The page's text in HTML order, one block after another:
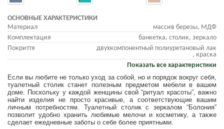
ОСНОВНЫЕ ХАРАКТЕРИСТИКИ
Материал
массив березы, МДФ
Комплектация
банкетка, столик, зеркало
Покриття
двухкомпонентный полиуретановый лак
, краска
Показать все характеристики
Если вы любите не только уход за собой, но и порядок вокруг себя,
туалетный столик станет полезным предметом мебели в вашем
доме. Поскольку у каждой женщины свой “ритуал красоты”, важно
найти изделия не просто красивые, а соответствующие вашим
личным потребностям. Туалетный столик с зеркалом “Болония”
позволит удобно хранить любимые мелочи и косметику, а также
сделает ежедневные заботы о себе более приятными.